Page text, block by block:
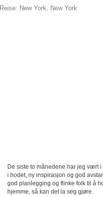
Reise: New York, New York
De siste to månedene har jeg vært i
i hodet, ny inspirasjon og god
god planlegging og flinke folk til å
hjemme, så kan det la seg gjøre.